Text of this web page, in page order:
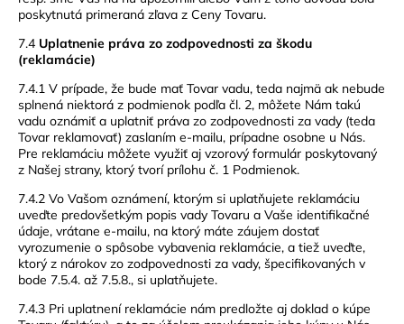
poskytnutá primeraná zľava z Ceny Tovaru.
7.4 Uplatnenie práva zo zodpovednosti za škodu
(reklamácie)
7.4.1 V prípade, že bude mať Tovar vadu, teda najmä ak nebude
splnená niektorá z podmienok podľa čl. 2, môžete Nám takú
vadu oznámiť a uplatniť práva zo zodpovednosti za vady (teda
Tovar reklamovať) zaslaním e-mailu, prípadne osobne u Nás.
Pre reklamáciu môžete využiť aj vzorový formulár poskytovaný
z Našej strany, ktorý tvorí prílohu č. 1 Podmienok.
7.4.2 Vo Vašom oznámení, ktorým si uplatňujete reklamáciu
uveďte predovšetkým popis vady Tovaru a Vaše identifikačné
údaje, vrátane e-mailu, na ktorý máte záujem dostať
vyrozumenie o spôsobe vybavenia reklamácie, a tiež uveďte,
ktorý z nárokov zo zodpovednosti za vady, špecifikovaných v
bode 7.5.4. až 7.5.8., si uplatňujete.
7.4.3 Pri uplatnení reklamácie nám predložte aj doklad o kúpe